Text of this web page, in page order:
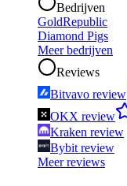
Bedrijven
GoldRepublic
Diamond Pigs
Meer bedrijven
Reviews
Bitvavo review
OKX review
Kraken review
Bybit review
Meer reviews